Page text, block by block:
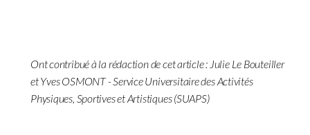
Ont contribué à la rédaction de cet article: Julie Le Bouteiller
et Yves OSMONT - Service Universitaire des Activités
Physiques, Sportives et Artistiques (SUAPS)